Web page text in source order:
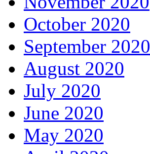
October 2020
September 2020
August 2020
July 2020
June 2020
May 2020